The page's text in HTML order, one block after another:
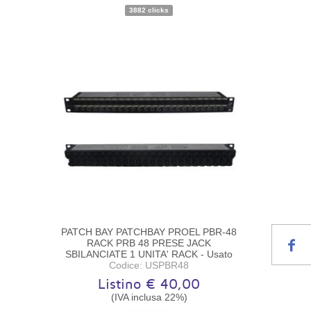
Disponibilità:Pezzo unico
3882 clicks
PATCH BAY PATCHBAY PROEL PBR-48
RACK PRB 48 PRESE JACK
SBILANCIATE 1 UNITA' RACK - Usato
Codice: USPBR48
Listino € 40,00
(IVA inclusa 22%)